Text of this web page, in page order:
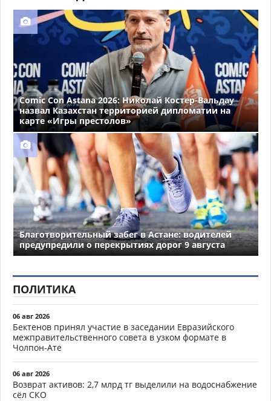
Comic Con Astana 2026: Николай Костер-Вальдау
назвал Казахстан территорией дипломатии на
карте «Игры престолов»
Благотворительный забег в Астане: водителей
предупредили о перекрытиях дорог 9 августа
ПОЛИТИКА
06 авг 2026
Бектенов принял участие в заседании Евразийского
межправительственного совета в узком формате в
Чолпон-Ате
06 авг 2026
Возврат активов: 2,7 млрд тг выделили на водоснабжение
сёл СКО